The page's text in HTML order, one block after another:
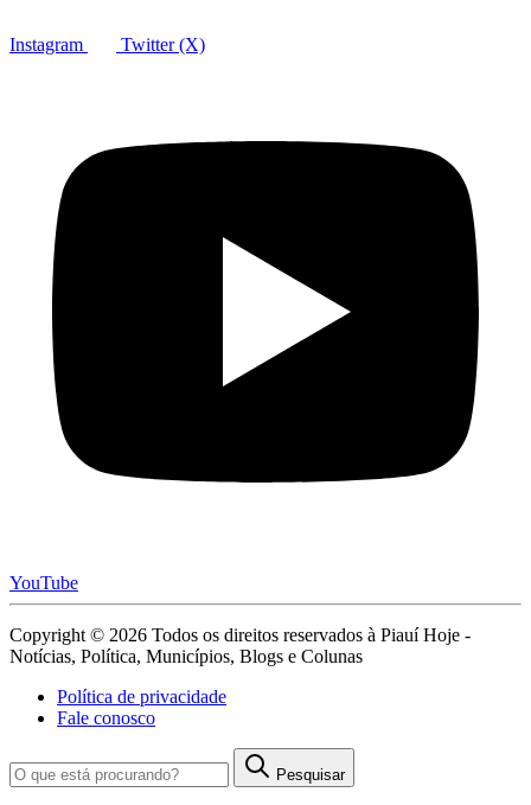
Instagram Twitter (X)
YouTube
Copyright © 2026 Todos os direitos reservados à Piauí Hoje -
Notícias, Política, Municípios, Blogs e Colunas
Política de privacidade
Fale conosco
Pesquisar